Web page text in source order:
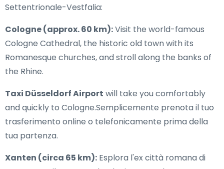
Settentrionale-Vestfalia:
Cologne (approx. 60 km):Visit the world-famous
Cologne Cathedral, the historic old town with its
Romanesque churches, and stroll along the banks of
the Rhine.
Taxi Düsseldorf Airport will take you comfortably
and quickly to Cologne.Semplicemente prenota il tuo
trasferimento online o telefonicamente prima della
tua partenza.
Xanten (circa 65 km): Esplora l'ex città romana di